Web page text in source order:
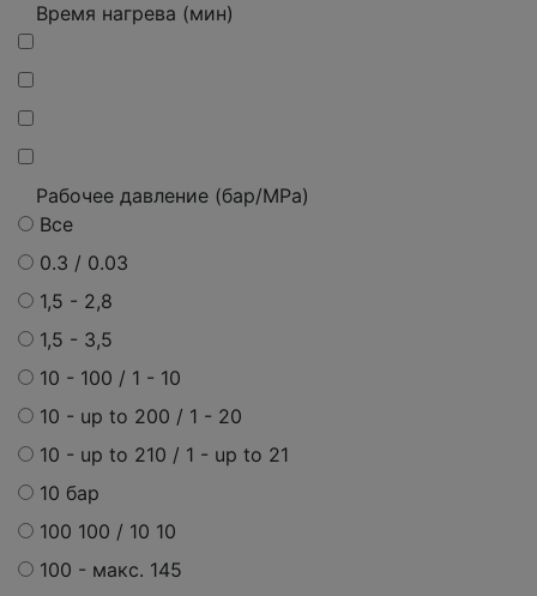
Время нагрева (мин)
Рабочее давление (бар/MPa)
Все
0.3 / 0.03
1,5 - 2,8
1,5 - 3,5
10 - 100 / 1 - 10
10 - up to 200 / 1 - 20
10 - up to 210 / 1 - up to 21
10 бар
100 100 / 10 10
100 - макс. 145